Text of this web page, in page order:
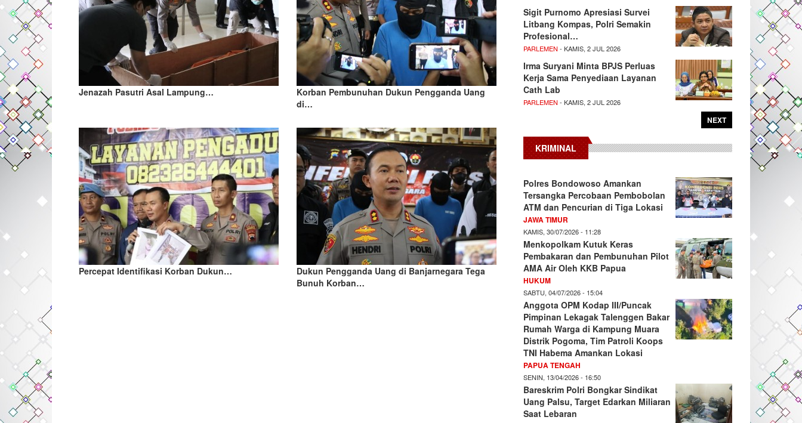
Jenazah Pasutri Asal Lampung…
Korban Pembunuhan Dukun Pengganda Uang
di…
Percepat Identifikasi Korban Dukun…
Dukun Pengganda Uang di Banjarnegara Tega
Bunuh Korban…
Sigit Purnomo Apresiasi Survei
Litbang Kompas, Polri Semakin
Profesional…
PARLEMEN - KAMIS, 2 JUL 2026
Irma Suryani Minta BPJS Perluas
Kerja Sama Penyediaan Layanan
Cath Lab
PARLEMEN - KAMIS, 2 JUL 2026
NEXT
KRIMINAL
Polres Bondowoso Amankan
Tersangka Percobaan Pembobolan
ATM dan Pencurian di Tiga Lokasi
JAWA TIMUR
KAMIS, 30/07/2026 - 11:28
Menkopolkam Kutuk Keras
Pembakaran dan Pembunuhan Pilot
AMA Air Oleh KKB Papua
HUKUM
SABTU, 04/07/2026 - 15:04
Anggota OPM Kodap III/Puncak
Pimpinan Lekagak Talenggen Bakar
Rumah Warga di Kampung Muara
Distrik Pogoma, Tim Patroli Koops
TNI Habema Amankan Lokasi
PAPUA TENGAH
SENIN, 13/04/2026 - 16:50
Bareskrim Polri Bongkar Sindikat
Uang Palsu, Target Edarkan Miliaran
Saat Lebaran